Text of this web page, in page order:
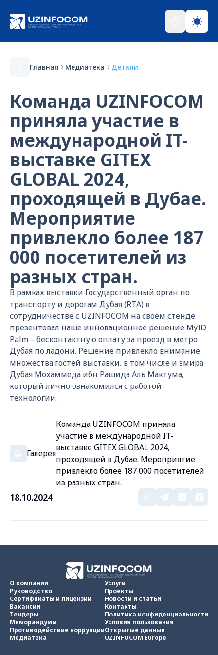
Главная Медиатека Детали
Команда UZINFOCOM
приняла участие в
международной IT-
выставке GITEX
GLOBAL 2024,
проходящей в Дубае.
Мероприятие
привлекло более 187
000 посетителей из
разных стран.
В рамках выставки Государственный орган по
транспорту и дорогам Дубая (RTA) в
сотрудничестве с UZINFOCOM на своём стенде
презентовал наше инновационное решение MyID
Palm – бесконтактную оплату за проезд в метро
Дубая по ладони. Решение привлекло внимание
множества гостей выставки, в том числе и эмира
Дубая Мохаммеда ибн Рашида Аль Мактума,
который лично ознакомился с работой
технологии.
Галерея
Команда UZINFOCOM приняла
участие в международной IT-
выставке GITEX GLOBAL 2024,
проходящей в Дубае. Мероприятие
привлекло более 187 000 посетителей
из разных стран.
18.10.2024
О компании
Руководство
Сертификаты и лицензии
Вакансии
Тендеры
Меморандумы
Противодействие коррупции
Медиатека
Услуги
Проекты
Новости и статьи
Контакты
Политика конфиденциальности
Условия пользования
Открытые данные
UZINFOCOM Europe